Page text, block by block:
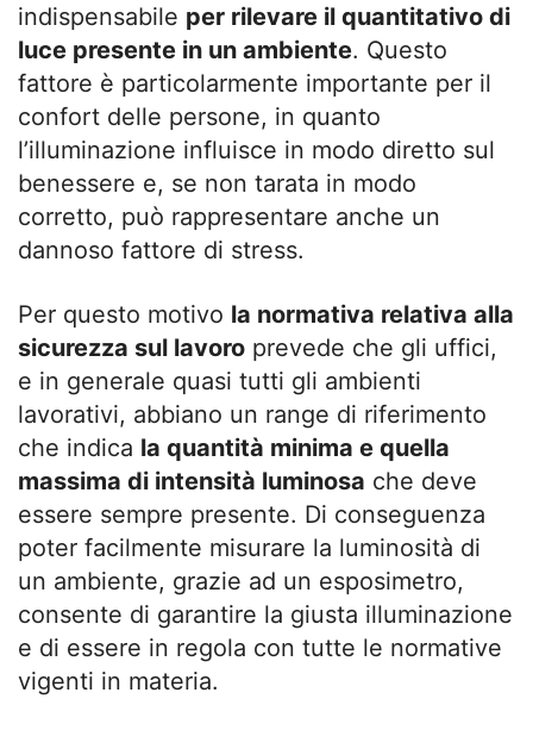
indispensabile per rilevare il quantitativo di
luce presente in un ambiente. Questo
fattore è particolarmente importante per il
confort delle persone, in quanto
l’illuminazione influisce in modo diretto sul
benessere e, se non tarata in modo
corretto, può rappresentare anche un
dannoso fattore di stress.
Per questo motivo la normativa relativa alla
sicurezza sul lavoro prevede che gli uffici,
e in generale quasi tutti gli ambienti
lavorativi, abbiano un range di riferimento
che indica la quantità minima e quella
massima di intensità luminosa che deve
essere sempre presente. Di conseguenza
poter facilmente misurare la luminosità di
un ambiente, grazie ad un esposimetro,
consente di garantire la giusta illuminazione
e di essere in regola con tutte le normative
vigenti in materia.